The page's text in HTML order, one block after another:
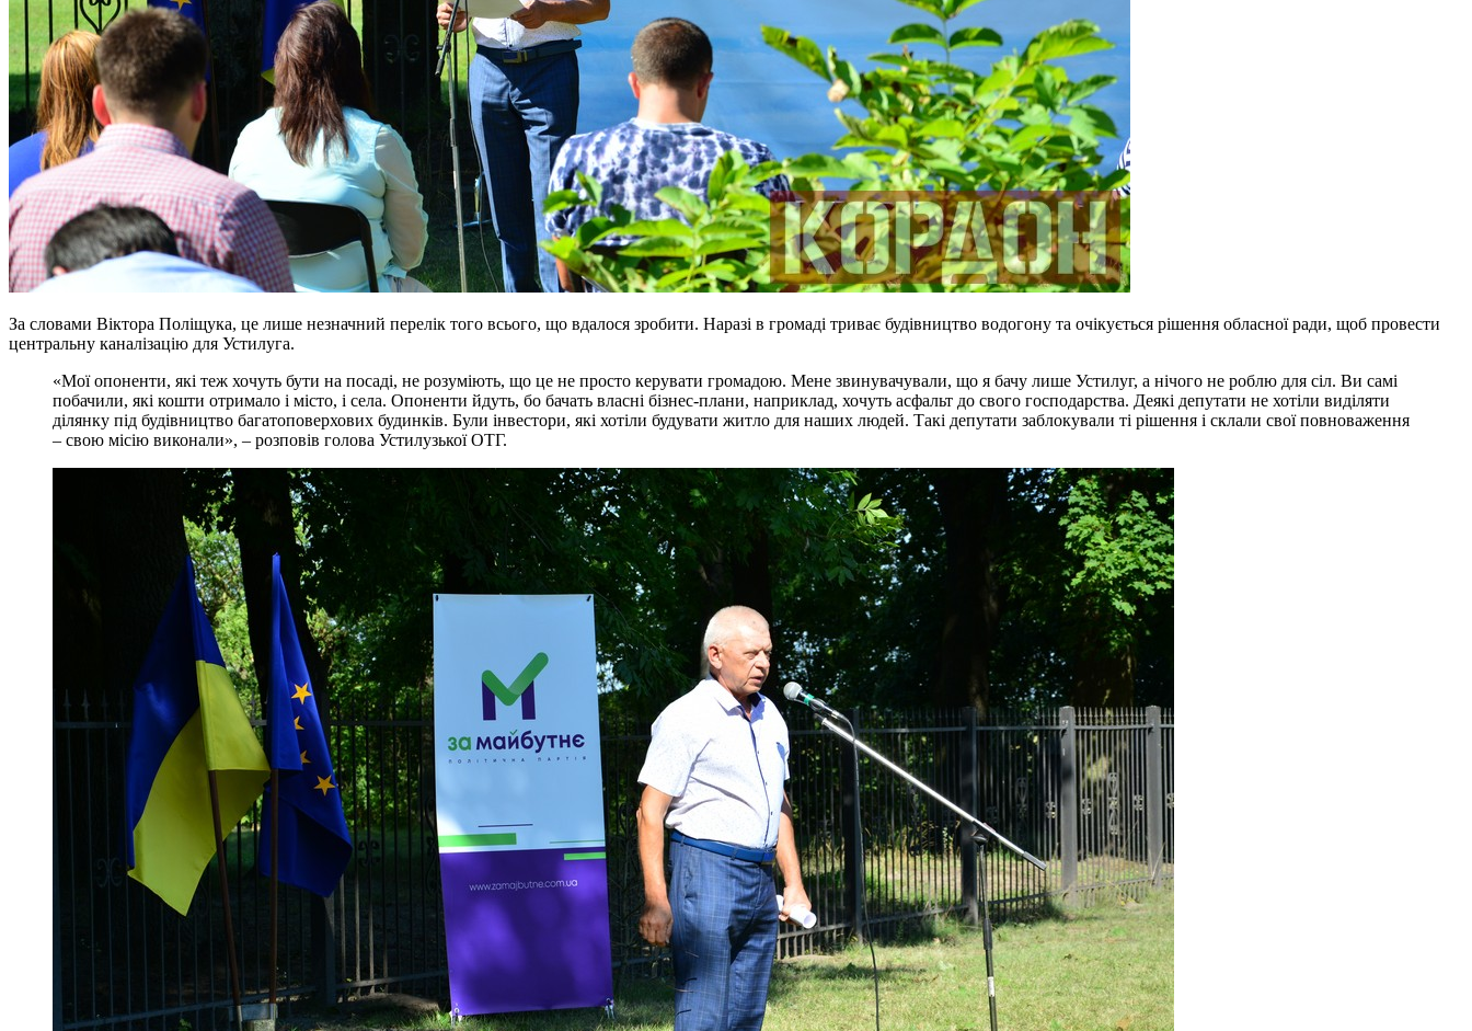
За словами Віктора Поліщука, це лише незначний перелік того всього, що вдалося зробити. Наразі в громаді триває будівництво водогону та очікується рішення обласної ради, щоб провести
центральну каналізацію для Устилуга.
«Мої опоненти, які теж хочуть бути на посаді, не розуміють, що це не просто керувати громадою. Мене звинувачували, що я бачу лише Устилуг, а нічого не роблю для сіл. Ви самі
побачили, які кошти отримало і місто, і села. Опоненти йдуть, бо бачать власні бізнес-плани, наприклад, хочуть асфальт до свого господарства. Деякі депутати не хотіли виділяти
ділянку під будівництво багатоповерхових будинків. Були інвестори, які хотіли будувати житло для наших людей. Такі депутати заблокували ті рішення і склали свої повноваження
– свою місію виконали», – розповів голова Устилузької ОТГ.